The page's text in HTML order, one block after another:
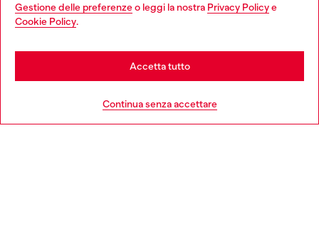
Gestione delle preferenzeo leggi la nostra Privacy Policye
Cookie Policy.
Continua senza accettare
Accetta tutto
You are currently browsing Italia website, but it seems you may
be based in United States